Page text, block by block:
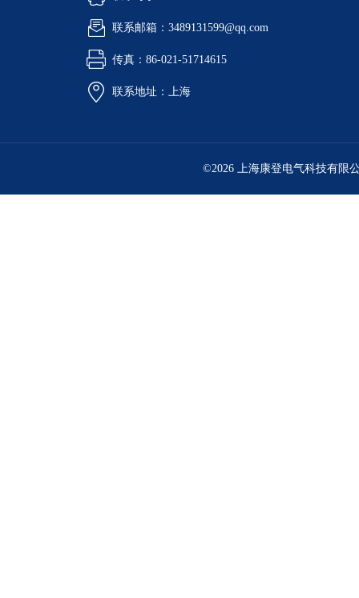
联系邮箱：3489131599@qq.com
传真：86-021-51714615
联系地址：上海
©2026 上海康登电气科技有限